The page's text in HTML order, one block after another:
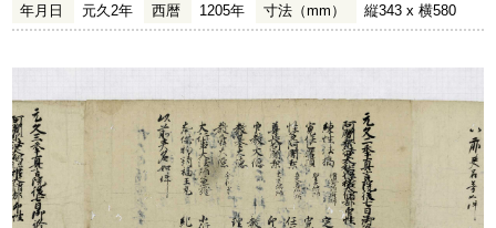
年月日 元久2年 西暦 1205年 寸法（mm） 縦343 x 横580